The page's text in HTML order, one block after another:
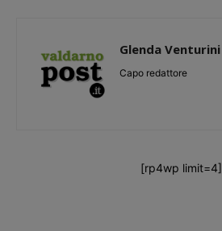
Glenda Venturini
Capo redattore
[rp4wp limit=4]